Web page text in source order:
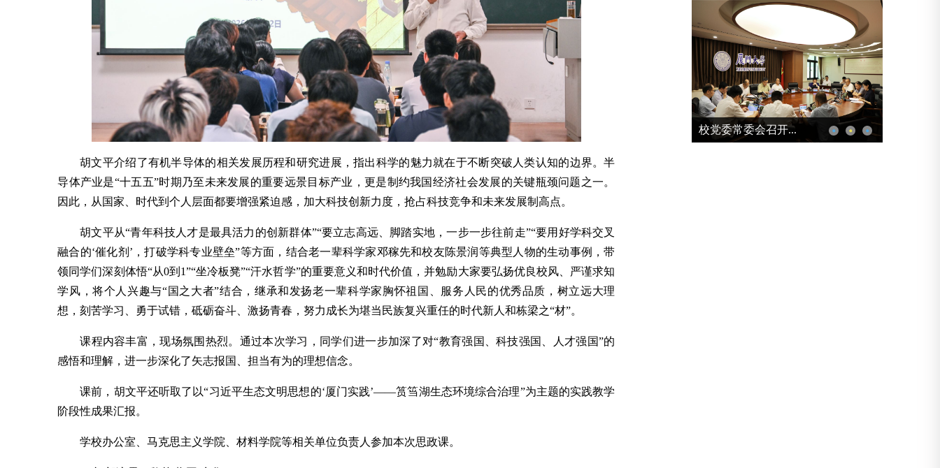
胡文平介绍了有机半导体的相关发展历程和研究进展，指出科学的魅力就在于不断突破人类认知的边界。半
导体产业是“十五五”时期乃至未来发展的重要远景目标产业，更是制约我国经济社会发展的关键瓶颈问题之一。
因此，从国家、时代到个人层面都要增强紧迫感，加大科技创新力度，抢占科技竞争和未来发展制高点。
胡文平从“青年科技人才是最具活力的创新群体”“要立志高远、脚踏实地，一步一步往前走”“要用好学科交叉
融合的‘催化剂’，打破学科专业壁垒”等方面，结合老一辈科学家邓稼先和校友陈景润等典型人物的生动事例，带
领同学们深刻体悟“从0到1”“坐冷板凳”“汗水哲学”的重要意义和时代价值，并勉励大家要弘扬优良校风、严谨求知
学风，将个人兴趣与“国之大者”结合，继承和发扬老一辈科学家胸怀祖国、服务人民的优秀品质，树立远大理
想，刻苦学习、勇于试错，砥砺奋斗、激扬青春，努力成长为堪当民族复兴重任的时代新人和栋梁之“材”。
课程内容丰富，现场氛围热烈。通过本次学习，同学们进一步加深了对“教育强国、科技强国、人才强国”的
感悟和理解，进一步深化了矢志报国、担当有为的理想信念。
课前，胡文平还听取了以“习近平生态文明思想的‘厦门实践’——筼筜湖生态环境综合治理”为主题的实践教学
阶段性成果汇报。
学校办公室、马克思主义学院、材料学院等相关单位负责人参加本次思政课。
校党委教师工作委... 校党委常委会召开... 教育部网站报道我...